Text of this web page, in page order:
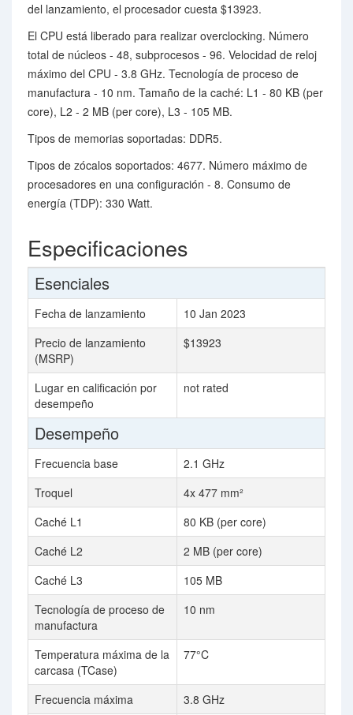
del lanzamiento, el procesador cuesta $13923.
El CPU está liberado para realizar overclocking. Número
total de núcleos - 48, subprocesos - 96. Velocidad de reloj
máximo del CPU - 3.8 GHz. Tecnología de proceso de
manufactura - 10 nm. Tamaño de la caché: L1 - 80 KB (per
core), L2 - 2 MB (per core), L3 - 105 MB.
Tipos de memorias soportadas: DDR5.
Tipos de zócalos soportados: 4677. Número máximo de
procesadores en una configuración - 8. Consumo de
energía (TDP): 330 Watt.
Especificaciones
Esenciales
Fecha de lanzamiento
10 Jan 2023
Precio de lanzamiento
(MSRP)
$13923
Lugar en calificación por
desempeño
not rated
Desempeño
Frecuencia base
2.1 GHz
Troquel
4x 477 mm²
Caché L1
80 KB (per core)
Caché L2
2 MB (per core)
Caché L3
105 MB
Tecnología de proceso de
manufactura
10 nm
Temperatura máxima de la
carcasa (TCase)
77°C
Frecuencia máxima
3.8 GHz